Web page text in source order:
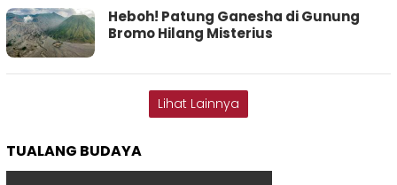
Heboh! Patung Ganesha di Gunung
Bromo Hilang Misterius
Lihat Lainnya
TUALANG BUDAYA